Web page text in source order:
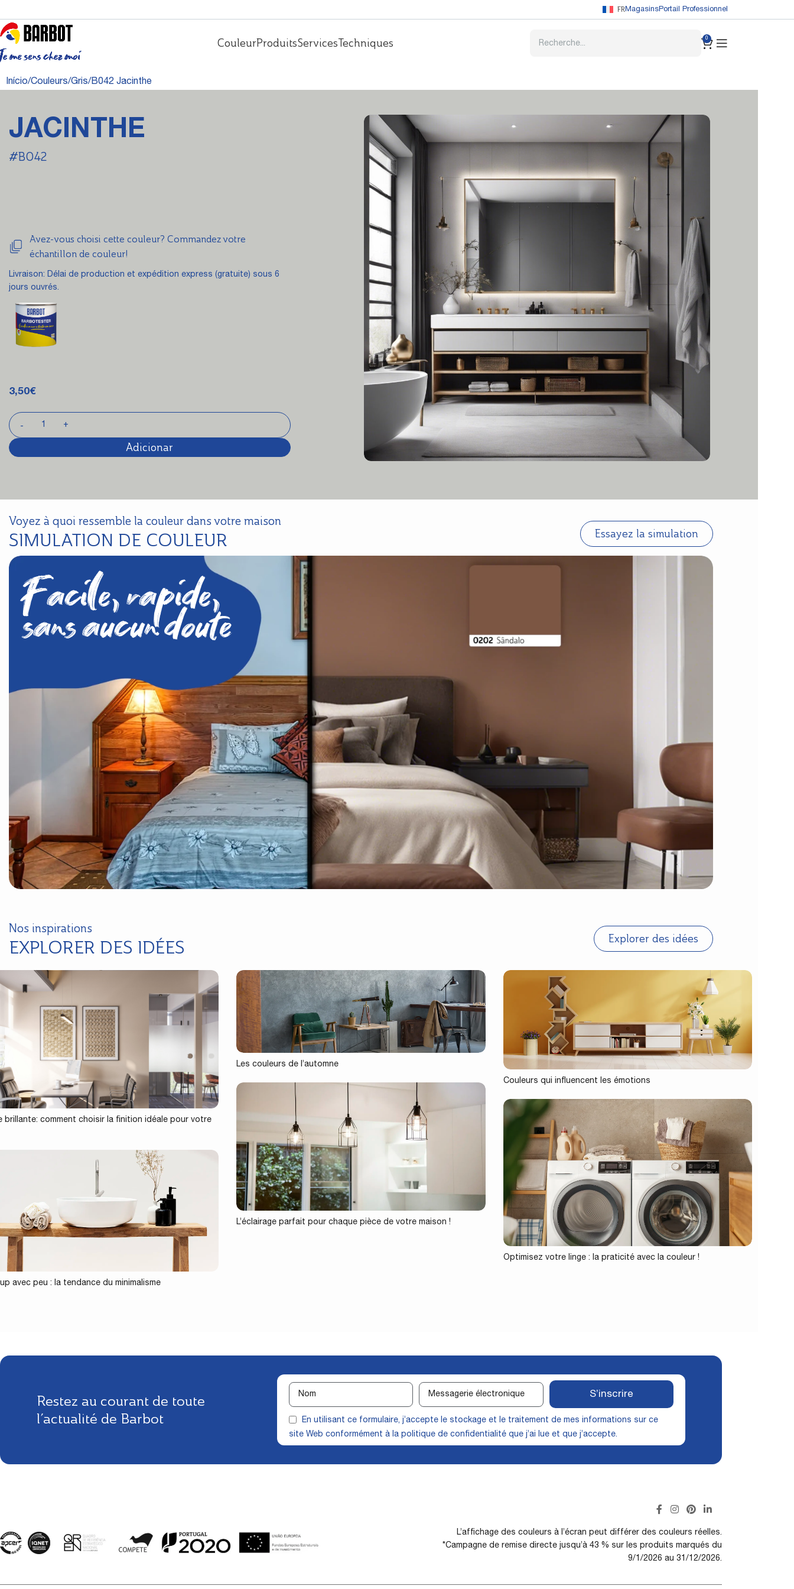
FRMagasinsPortail Professionnel
CouleurProduitsServicesTechniques 0
Início Couleurs Gris B042 Jacinthe
JACINTHE
#B042
Avez-vous choisi cette couleur? Commandez votre
échantillon de couleur!
Livraison: Délai de production et expédition express (gratuite) sous 6
jours ouvrés.
3,50€
Adicionar
Voyez à quoi ressemble la couleur dans votre maison
SIMULATION DE COULEUR Essayez la simulation
Facile, rapide,
sans aucun doute
Nos inspirations
EXPLORER DES IDÉES Explorer des idées
brillante: comment choisir la finition idéale pour votre
Les couleurs de l’automne
Couleurs qui influencent les émotions
avec peu : la tendance du minimalisme
L’éclairage parfait pour chaque pièce de votre maison !
Optimisez votre linge : la praticité avec la couleur !
Restez au courant de toute
l’actualité de Barbot
En utilisant ce formulaire, j’accepte le stockage et le traitement de mes informations sur ce
site Web conformément à lapolitique de confidentialité que j’ai lue et que j’accepte.
S’inscrire
L’affichage des couleurs à l’écran peut différer des couleurs réelles.
*Campagne de remise directe jusqu’à 43 % sur les produits marqués du
9/1/2026 au 31/12/2026.